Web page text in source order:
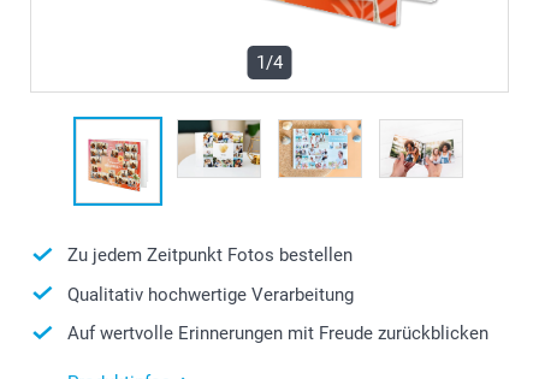
1/4
Zu jedem Zeitpunkt Fotos bestellen
Qualitativ hochwertige Verarbeitung
Auf wertvolle Erinnerungen mit Freude zurückblicken